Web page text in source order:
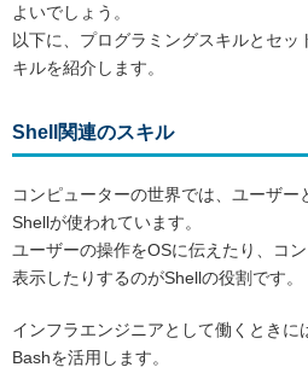
よいでしょう。
以下に、プログラミングスキルとセッ
キルを紹介します。
Shell関連のスキル
コンピューターの世界では、ユーザー
Shellが使われています。
ユーザーの操作をOSに伝えたり、コ
表示したりするのがShellの役割です。
インフラエンジニアとして働くときに
Bashを活用します。